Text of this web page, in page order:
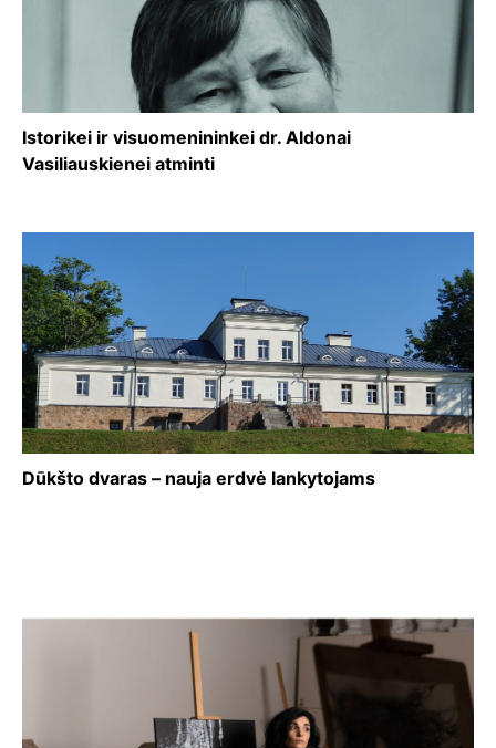
Istorikei ir visuomenininkei dr. Aldonai
Vasiliauskienei atminti
Dūkšto dvaras – nauja erdvė lankytojams